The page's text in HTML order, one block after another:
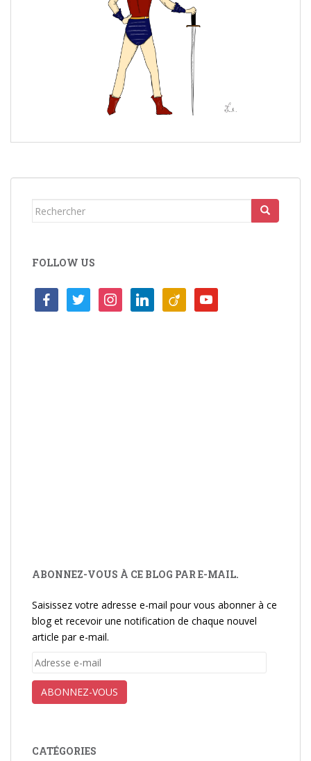
Rechercher...
FOLLOW US
facebooktwitter instagramlinkedinviadeo youtube
ABONNEZ-VOUS À CE BLOG PAR E-MAIL.
Saisissez votre adresse e-mail pour vous abonner à ce
blog et recevoir une notification de chaque nouvel
article par e-mail.
Adresse
mail
ABONNEZ-VOUS
CATÉGORIES